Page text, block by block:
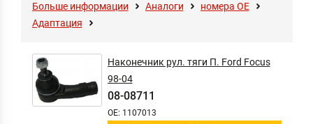
Больше информации Аналоги
номера ОЕ
Адаптация
Наконечник рул. тяги П. Ford Focus
98-04
08-08711
OE: 1107013